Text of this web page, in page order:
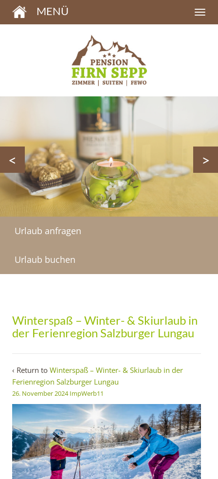
MENÜ
< >
Urlaub anfragen
Urlaub buchen
Winterspaß – Winter- & Skiurlaub in
der Ferienregion Salzburger Lungau
‹ Return to Winterspaß – Winter- & Skiurlaub in der
Ferienregion Salzburger Lungau
26. November 2024 ImpWerb11